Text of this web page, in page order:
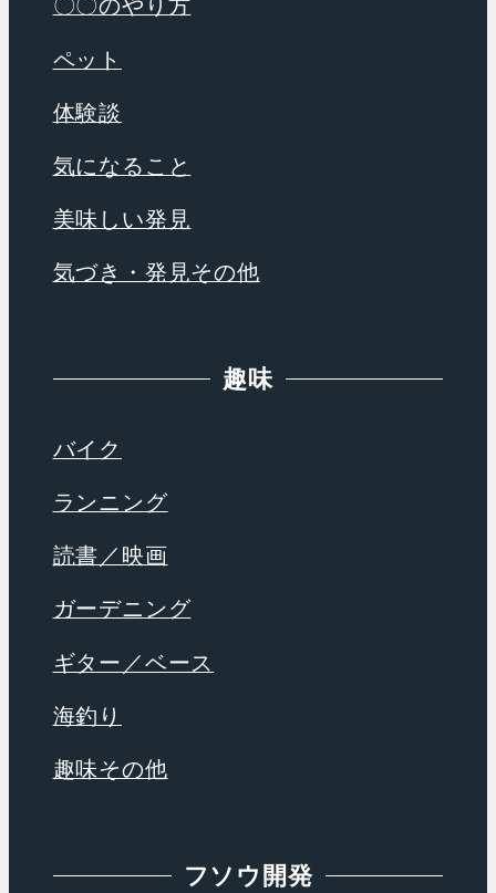
〇〇のやり方
ペット
体験談
気になること
美味しい発見
気づき・発見その他
趣味
バイク
ランニング
読書／映画
ガーデニング
ギター／ベース
海釣り
趣味その他
フソウ開発